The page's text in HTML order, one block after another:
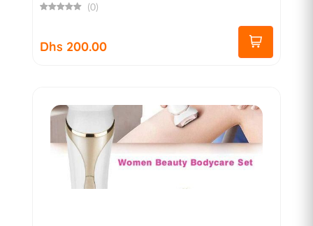
(0)
Dhs 200.00